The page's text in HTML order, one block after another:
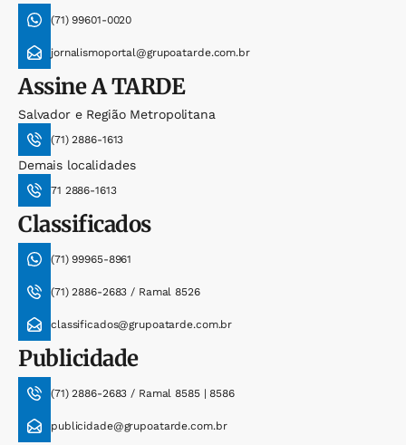
(71) 99601-0020
jornalismoportal@grupoatarde.com.br
AssineA TARDE
Salvador e Região Metropolitana
(71) 2886-1613
Demais localidades
71 2886-1613
Classificados
(71) 99965-8961
(71) 2886-2683 / Ramal 8526
classificados@grupoatarde.com.br
Publicidade
(71) 2886-2683 / Ramal 8585 | 8586
publicidade@grupoatarde.com.br